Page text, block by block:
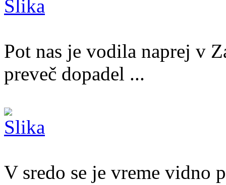
Pot nas je vodila naprej v
preveč dopadel ...
V sredo se je vreme vidno